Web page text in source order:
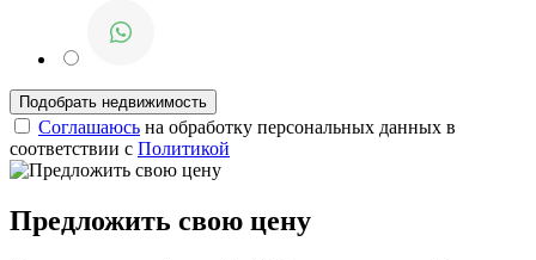
Соглашаюсь на обработку персональных данных в
соответствии с Политикой
Предложить свою цену